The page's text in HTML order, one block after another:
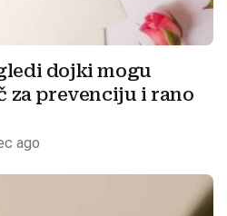
dojki mogu
za prevenciju i rano
ago